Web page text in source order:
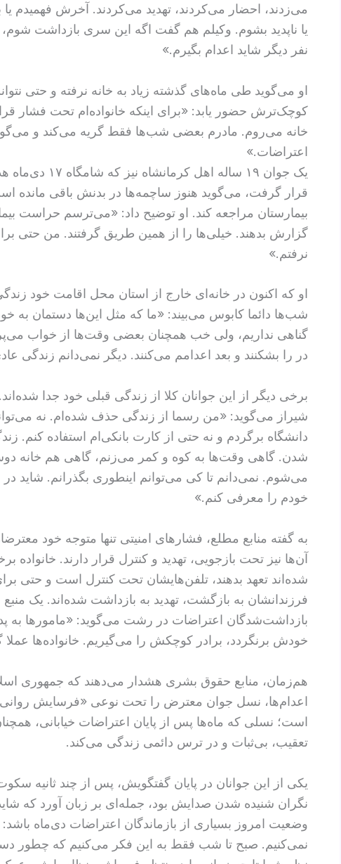
می‌زدند، احضار می‌کردند، تهدید می‌کردند. آخرش فهمیدم یا
یا ناپدید بشوم. وکیلم هم گفت اگه این سری بازداشت شوم،
نفر دیگر شاید اعدام بگیرم.»
او می‌گوید طی ماه‌های گذشته زیاد به خانه نرفته و حتی
کوچک‌ترش حضور یابد: «برای اینکه خانواده‌ام تحت فشار
خانه‌ می‌روم. مادرم بعضی شب‌ها فقط گریه می‌کند و
اعتراضات.»
یک جوان ۱۹ ساله اهل
قرار گرفت، می‌گوید هنوز ساچمه‌ها در بدنش باقی مانده
بیمارستان مراجعه کند. او توضیح داد: «می‌ترسم حراست
گزارش بدهند. خیلی‌ها را از همین طریق گرفتند. من حتی
نرفتم.»
او که اکنون در خانه‌ای خارج از استان محل اقامت خود
شب‌ها دائما کابوس می‌بیند: «ما که مثل این‌ها دستمان به
گناهی نداریم، ولی خب همچنان بعضی وقت‌ها از خواب
در را بشکنند و بعد اعدامم می‌کنند. دیگر نمی‌دانم زندگی
برخی دیگر از این جوانان کلا از زندگی قبلی خود جدا
شیراز می‌گوید: «من رسما از زندگی حذف شده‌ام. نه
دانشگاه برگردم و نه حتی از کارت بانکی‌ام استفاده کنم.
شدن. گاهی وقت‌ها به کوه و کمر می‌زنم، گاهی هم خانه
می‌شوم. نمی‌دانم تا کی می‌توانم اینطوری بگذرانم. شاید
خودم را معرفی کنم.»
به گفته منابع مطلع، فشارهای امنیتی تنها متوجه خود
آن‌ها نیز تحت بازجویی، تهدید و کنترل قرار دارند. خانواده
شده‌اند تعهد بدهند، تلفن‌هایشان تحت کنترل است و حتی
فرزندانشان به بازگشت، تهدید به بازداشت شده‌اند. یک منبع
بازداشت‌شدگان اعتراضات در رشت می‌گوید: «مامورها به
خودش برنگردد، برادر کوچکش را می‌گیریم. خانواده‌ها عملا
هم‌زمان، منابع حقوق بشری هشدار می‌دهند که جمهوری
اعدام‌ها، نسل جوان معترض را تحت نوعی «فرسایش روانی
است؛ نسلی که ماه‌ها پس از پایان اعتراضات خیابانی،
تعقیب، بی‌ثبات و در ترس دائمی زندگی می‌کند.
یکی از این جوانان در پایان گفتگویش، پس از چند ثانیه
نگران شنیده‌ شدن صدایش بود، جمله‌ای بر زبان آورد که
وضعیت امروز بسیاری از بازماندگان اعتراضات دی‌ماه باشد:
نمی‌کنیم. صبح تا شب فقط به این فکر می‌کنیم که چطور